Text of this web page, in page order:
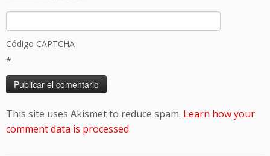
Código CAPTCHA
*
This site uses Akismet to reduce spam. Learn how your
comment data is processed.